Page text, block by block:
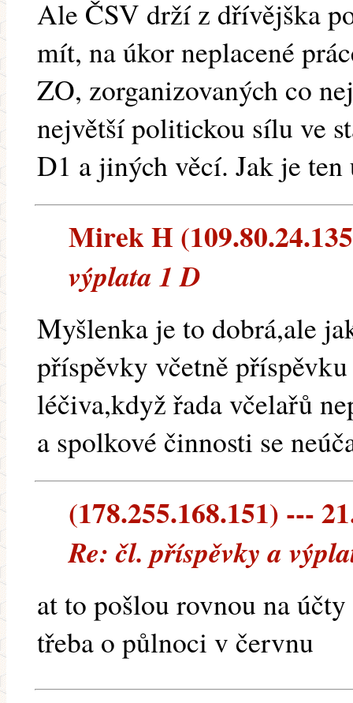
Ale ČSV drží z dřívějška
mít, na úkor neplacené
ZO, zorganizovaných co
největší politickou sílu ve
D1 a jiných věcí. Jak je
Mirek H
výplata 1 D
Myšlenka je to dobrá,ale
příspěvky včetně
léčiva,když řada včelařů
a spolkové činnosti se
(178.255.168.151) ---
Re: čl. příspěvky a
at to pošlou rovnou na
třeba o půlnoci v červnu